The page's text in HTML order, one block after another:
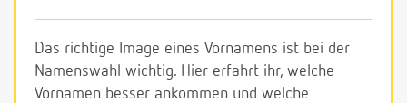
Das richtige Image eines Vornamens ist bei der
Namenswahl wichtig. Hier erfahrt ihr, welche
Vornamen besser ankommen und welche